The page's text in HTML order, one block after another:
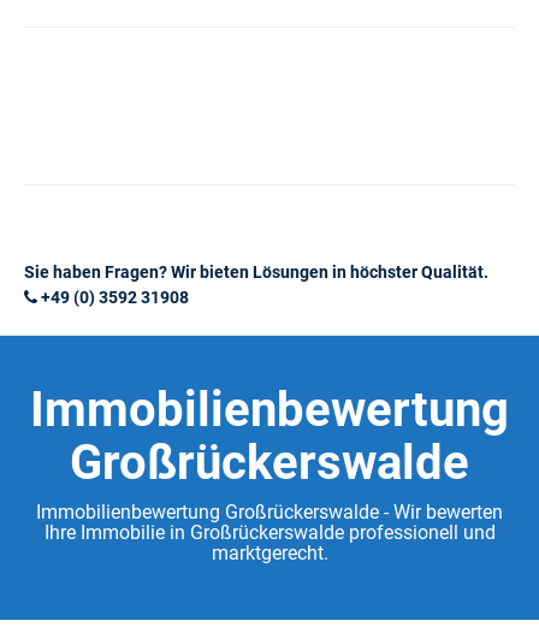
Sie haben Fragen? Wir bieten Lösungen in höchster Qualität.
+49 (0) 3592 31908
Immobilienbewertung
Großrückerswalde
Immobilienbewertung Großrückerswalde - Wir bewerten
Ihre Immobilie in Großrückerswalde professionell und
marktgerecht.